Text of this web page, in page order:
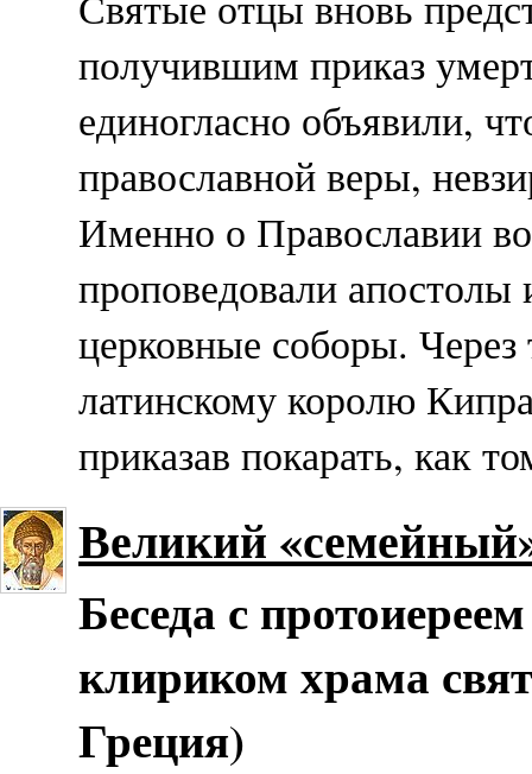
получившим приказ
единогласно объявили,
православной веры,
Именно о Православии
проповедовали
церковные соборы.
латинскому королю
приказав покарать, как
Великий
Беседа с
клириком храма
Греция)